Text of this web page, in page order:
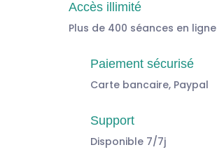
Accès illimité
Plus de 400 séances en ligne
Paiement sécurisé
Carte bancaire, Paypal
Support
Disponible 7/7j